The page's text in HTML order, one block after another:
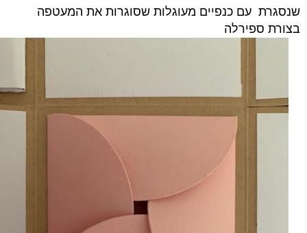
שנסגרת עם כנפיים מעוגלות שסוגרות את המעטפה
בצורת ספירלה